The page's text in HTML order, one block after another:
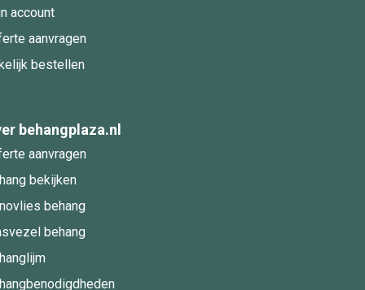
account
aanvragen
bestellen
behangplaza.nl
aanvragen
bekijken
behang
behang